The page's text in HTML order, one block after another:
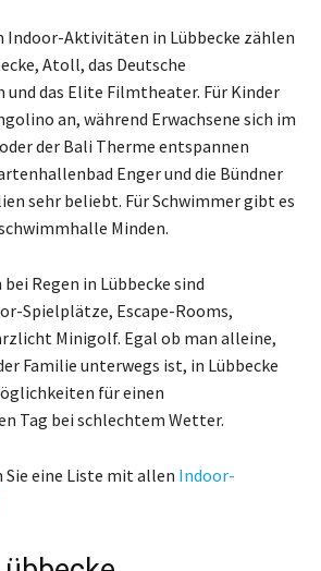
Indoor-Aktivitäten in Lübbecke zählen
Atoll, das Deutsche
das Elite Filmtheater. Für Kinder
an, während Erwachsene sich im
der Bali Therme entspannen
Enger und die Bündner
sehr beliebt. Für Schwimmer gibt es
Minden.
Regen in Lübbecke sind
Spielplätze, Escape-Rooms,
Minigolf. Egal ob man alleine,
Familie unterwegs ist, in Lübbecke
für einen
Tag bei schlechtem Wetter.
Sie eine Liste mit allen Indoor-